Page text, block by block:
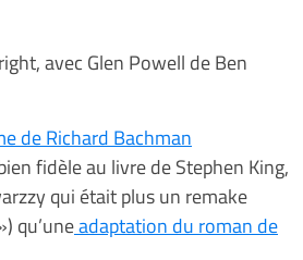
avec Glen Powell de Ben
de Richard Bachman
fidèle au livre de Stephen King,
qui était plus un remake
qu’uneadaptation du roman de